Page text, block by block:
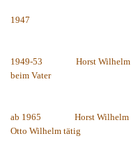
1947
1949-53 Horst Wilhelm
beim Vater
ab 1965 Horst Wilhelm
Otto Wilhelm tätig